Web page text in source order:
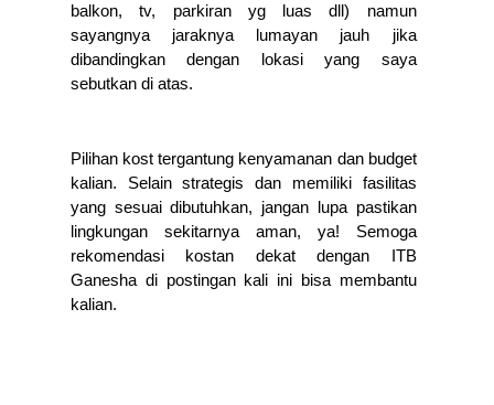
balkon, tv, parkiran yg luas dll) namun
sayangnya jaraknya lumayan jauh jika
dibandingkan dengan lokasi yang saya
sebutkan di atas.
Pilihan kost tergantung kenyamanan dan budget
kalian. Selain strategis dan memiliki fasilitas
yang sesuai dibutuhkan, jangan lupa pastikan
lingkungan sekitarnya aman, ya! Semoga
rekomendasi kostan dekat dengan ITB
Ganesha di postingan kali ini bisa membantu
kalian.